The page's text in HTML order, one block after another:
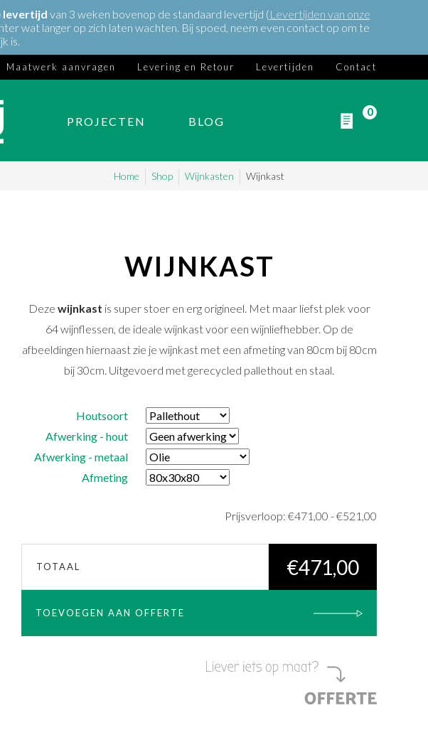
levertijd van 3 weken bovenop de standaard levertijd (Levertijden van onze
wat langer op zich laten wachten. Bij spoed, neem even contact op om te
is.
0
PROJECTEN BLOG
Maatwerk aanvragen Levering en Retour Levertijden Contact
Home Shop Wijnkasten Wijnkast
WIJNKAST
Deze wijnkast is super stoer en erg origineel. Met maar liefst plek voor
64 wijnflessen, de ideale wijnkast voor een wijnliefhebber. Op de
afbeeldingen hiernaast zie je wijnkast met een afmeting van 80cm bij 80cm
bij 30cm. Uitgevoerd met gerecycled pallethout en staal.
Houtsoort
Afwerking - hout
Afwerking - metaal
Afmeting
Prijsverloop: €471,00 -€521,00
TOTAAL €471,00
TOEVOEGEN AAN OFFERTE